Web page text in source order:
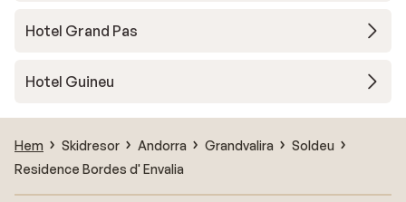
Hotel Grand Pas
Hotel Guineu
Hem Skidresor Andorra Grandvalira
Soldeu
Residence Bordes d' Envalia